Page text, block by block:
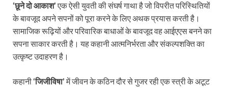
‘छूने दो आकाश’एक ऐसी युवती की संघर्ष गाथा है जो विपरीत परिस्थितियों
के बावजूद अपने सपनों को पूरा करने के लिए अथक प्रयास करती है।
सामाजिक रूढ़ियों और परिवारिक बाधाओं के बावजूद वह आईएएस बनने का
सपना साकार करती है। यह कहानी आत्मनिर्भरता और संकल्पशक्ति का
उत्कृष्ट उदाहरण है।
कहानी‘जिजीविषा’में जीवन के कठिन दौर से गुजर रही एक स्त्री के अटूट